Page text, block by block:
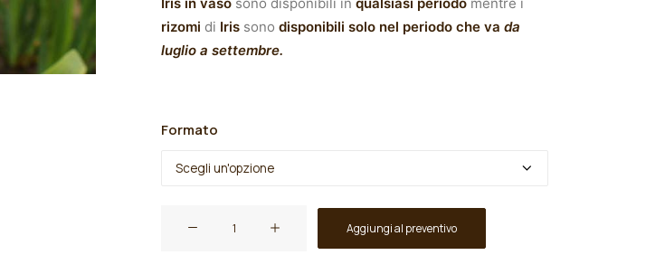
rizomi di Iris sono disponibili solo nel periodo che va da
luglio a settembre.
Formato
Aggiungi al preventivo